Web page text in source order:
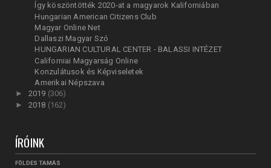
Így köszöntötték 2020-at a magyarok Kaliforniában
Hungarian American Citizens Club
Magyar Online Net
Dallaszi Magyar Szó
HUNGARIAN CULTURAL CENTER - BALASSI INTÉZET
Californiai Magyarság Online
Konzulátusok és Képviseletek
Amerikai Népszava
► 2019 (306)
► 2018 (162)
ÍRÓINK
FÖLDES TAMÁS